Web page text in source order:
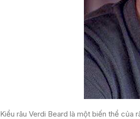
Kiểu râu Verdi Beard là một biến thể của